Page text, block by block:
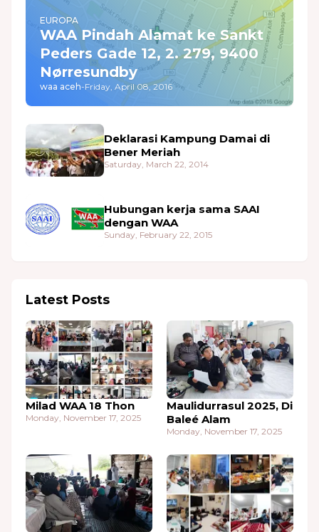
EUROPA
WAA Pindah Alamat ke Sankt
Peders Gade 12, 2. 279, 9400
Nørresundby
waa aceh-Friday, April 08, 2016
Deklarasi Kampung Damai di
Bener Meriah
Saturday, March 22, 2014
Hubungan kerja sama SAAI
dengan WAA
Sunday, February 22, 2015
Latest Posts
Milad WAA 18 Thon
Monday, November 17, 2025
Maulidurrasul 2025, Di
Baleé Alam
Monday, November 17, 2025